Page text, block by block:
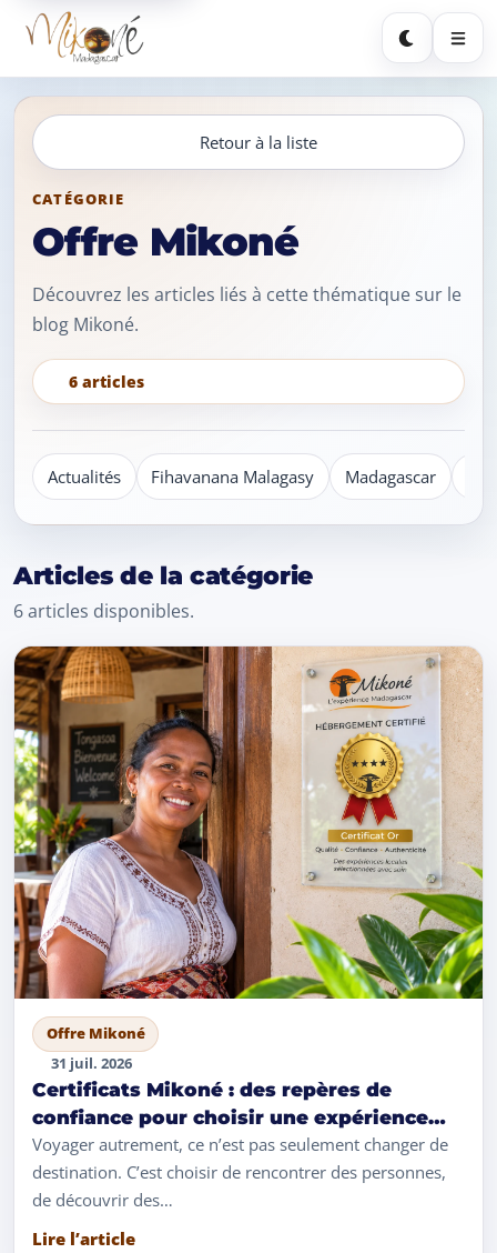
Sombre
Retour à la liste
CATÉGORIE
Offre Mikoné
Découvrez les articles liés à cette thématique sur le
blog Mikoné.
6 articles
Actualités Fihavanana Malagasy Madagascar
Articles de la catégorie
6 articles disponibles.
Offre Mikoné
31 juil. 2026
Certificats Mikoné : des repères de
confiance pour choisir une expérience
authentique
Voyager autrement, ce n’est pas seulement changer de
destination. C’est choisir de rencontrer des personnes,
de découvrir des…
Lire l’article